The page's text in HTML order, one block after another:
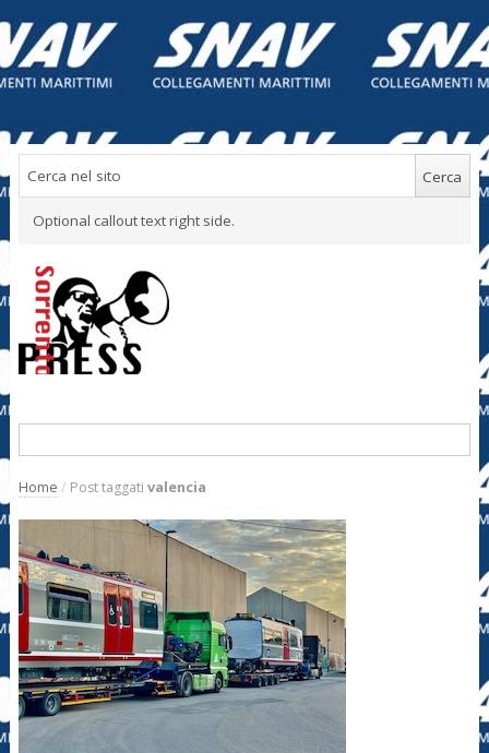
Optional callout text right side.
Home / Post taggati valencia